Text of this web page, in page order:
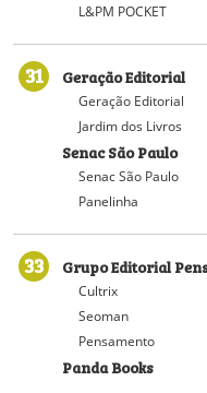
L&PM POCKET
31 Geração Editorial
Geração Editorial
Jardim dos Livros
Senac São Paulo
Senac São Paulo
Panelinha
33 Grupo Editorial
Cultrix
Seoman
Pensamento
Panda Books